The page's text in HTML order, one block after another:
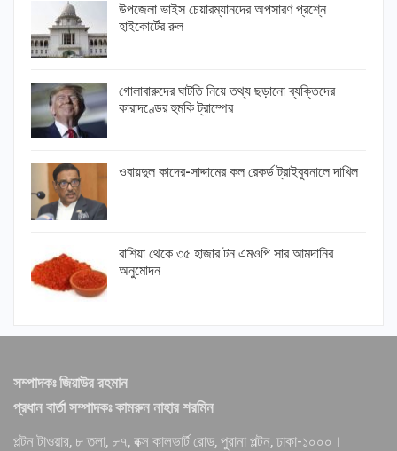
উপজেলা ভাইস চেয়ারম্যানদের অপসারণ প্রশ্নে
হাইকোর্টের রুল
গোলাবারুদের ঘাটতি নিয়ে তথ্য ছড়ানো ব্যক্তিদের
কারাদণ্ডের হুমকি ট্রাম্পের
ওবায়দুল কাদের-সাদ্দামের কল রেকর্ড ট্রাইব্যুনালে দাখিল
রাশিয়া থেকে ৩৫ হাজার টন এমওপি সার আমদানির
অনুমোদন
সম্পাদকঃ জিয়াউর রহমান
প্রধান বার্তা সম্পাদকঃ কামরুন নাহার শরমিন
পল্টন টাওয়ার, ৮ তলা, ৮৭, বক্স কালভার্ট রোড, পুরানা পল্টন, ঢাকা-১০০০।